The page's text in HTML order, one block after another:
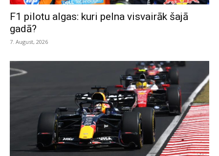
F1 pilotu algas: kuri pelna visvairāk šajā
gadā?
7. August, 2026